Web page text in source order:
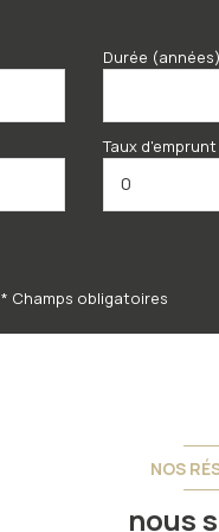
Durée
Taux
* Champs obligatoires
NOS
nous